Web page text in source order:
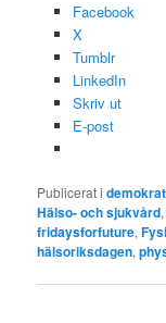
Facebook
X
Tumblr
LinkedIn
Skriv ut
E-post
Publicerat i
Hälso- och sjukvård
fridaysforfuture,
hälsoriksdagen,